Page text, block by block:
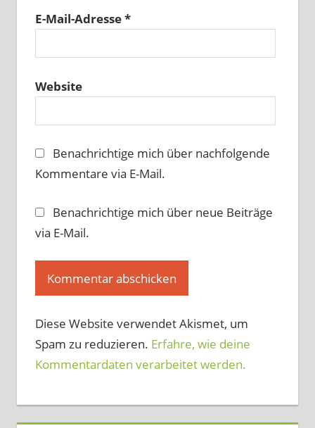
E-Mail-Adresse*
Website
Benachrichtige mich über nachfolgende
Kommentare via E-Mail.
Benachrichtige mich über neue Beiträge
via E-Mail.
Diese Website verwendet Akismet, um
Spam zu reduzieren. Erfahre, wie deine
Kommentardaten verarbeitet werden.